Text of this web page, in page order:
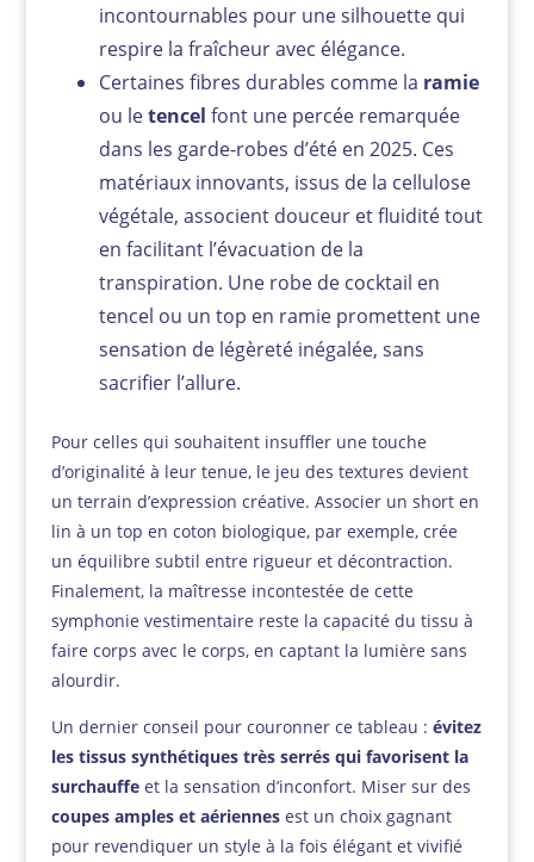
incontournables pour une silhouette qui
respire la fraîcheur avec élégance.
Certaines fibres durables comme la ramie
ou letencel font une percée remarquée
dans les garde-robes d’été en 2025. Ces
matériaux innovants, issus de la cellulose
végétale, associent douceur et fluidité tout
en facilitant l’évacuation de la
transpiration. Une robe de cocktail en
tencel ou un top en ramie promettent une
sensation de légèreté inégalée, sans
sacrifier l’allure.
Pour celles qui souhaitent insuffler une touche
d’originalité à leur tenue, le jeu des textures devient
un terrain d’expression créative. Associer un short en
lin à un top en coton biologique, par exemple, crée
un équilibre subtil entre rigueur et décontraction.
Finalement, la maîtresse incontestée de cette
symphonie vestimentaire reste la capacité du tissu à
faire corps avec le corps, en captant la lumière sans
alourdir.
Un dernier conseil pour couronner ce tableau : évitez
les tissus synthétiques très serrés qui favorisent la
surchauffeet la sensation d’inconfort. Miser sur des
coupes amples et aériennesest un choix gagnant
pour revendiquer un style à la fois élégant et vivifié